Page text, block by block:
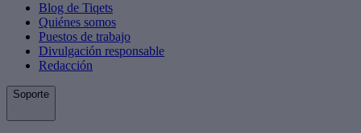
Blog de Tiqets
Quiénes somos
Puestos de trabajo
Divulgación responsable
Redacción
Soporte